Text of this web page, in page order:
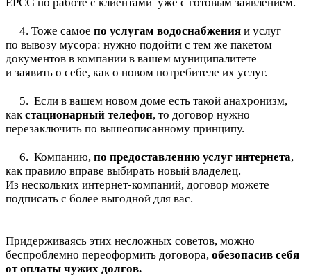
4. Тоже самое по услугам водоснабжения и услуг
по вывозу мусора: нужно подойти с тем же пакетом
документов в компании в вашем муниципалитете
и заявить о себе, как о новом потребителе их услуг.
5. Если в вашем новом доме есть такой анахронизм,
какстационарный телефон, то договор нужно
перезаключить по вышеописанному принципу.
6. Компанию, по предоставлению услуг интернета,
как правило вправе выбирать новый владелец.
Из нескольких интернет-компаний, договор можете
подписать с более выгодной для вас.
Придерживаясь этих несложных советов, можно
беспроблемно переоформить договора, обезопасив себя
от оплаты чужих долгов.